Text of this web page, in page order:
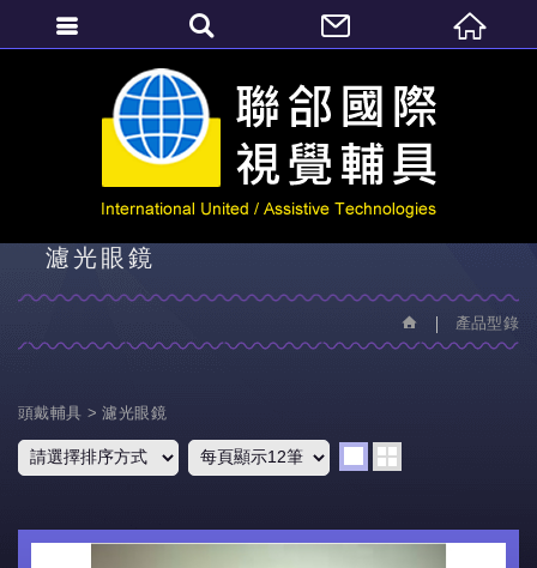
產品型錄
濾光眼鏡
產品型錄
頭戴輔具 濾光眼鏡